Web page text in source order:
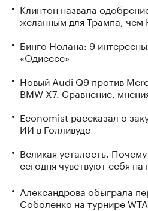
Клинтон назвала
желанным для Трампа, чем
Бинго Нолана: 9
«Одиссее»
Новый Audi Q9 против
BMW X7. Сравнение,
Economist рассказал о
ИИ в Голливуде
Великая усталость.
сегодня чувствуют себя на
Александрова обыграла
Соболенко на турнире WTA